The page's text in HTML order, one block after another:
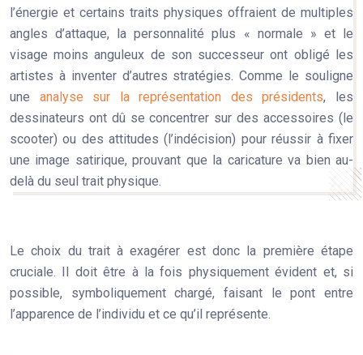
l’énergie et certains traits physiques offraient de multiples
angles d’attaque, la personnalité plus « normale » et le
visage moins anguleux de son successeur ont obligé les
artistes à inventer d’autres stratégies. Comme le souligne
une analyse sur la représentation des présidents, les
dessinateurs ont dû se concentrer sur des accessoires (le
scooter) ou des attitudes (l’indécision) pour réussir à fixer
une image satirique, prouvant que la caricature va bien au-
delà du seul trait physique.
Le choix du trait à exagérer est donc la première étape
cruciale. Il doit être à la fois physiquement évident et, si
possible, symboliquement chargé, faisant le pont entre
l’apparence de l’individu et ce qu’il représente.